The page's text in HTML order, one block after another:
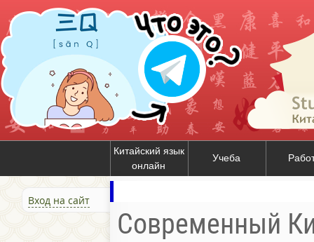
Китайский язык
онлайн
Учеба
Вход на сайт
Современный